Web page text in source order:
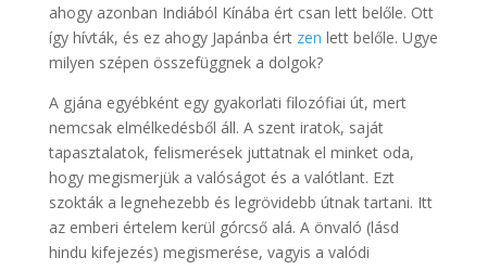
ahogy azonban Indiából Kínába ért csan lett belőle. Ott
így hívták, és ez ahogy Japánba ért zen lett belőle. Ugye
milyen szépen összefüggnek a dolgok?
A gjána egyébként egy gyakorlati filozófiai út, mert
nemcsak elmélkedésből áll. A szent iratok, saját
tapasztalatok, felismerések juttatnak el minket oda,
hogy megismerjük a valóságot és a valótlant. Ezt
szokták a legnehezebb és legrövidebb útnak tartani. Itt
az emberi értelem kerül górcső alá. A önvaló (lásd
hindu kifejezés) megismerése, vagyis a valódi